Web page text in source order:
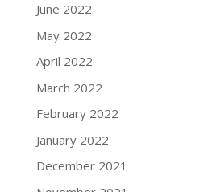
June 2022
May 2022
April 2022
March 2022
February 2022
January 2022
December 2021